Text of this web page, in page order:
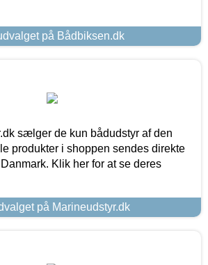
på Bådbiksen.dk
sælger de kun bådudstyr af den
produkter i shoppen sendes direkte
Klik her for at se deres
på Marineudstyr.dk